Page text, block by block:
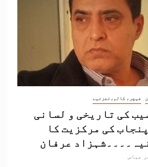
فیچر، کالم،تجزئیے
کی تاریخی و لسانی
کی مرکزیت کا
عرفان
عباس